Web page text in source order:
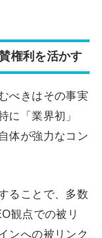
権利を活かす
べきはその事実
に「業界初」
体が強力なコン
ることで、多数
観点での被リ
ンへの被リンク